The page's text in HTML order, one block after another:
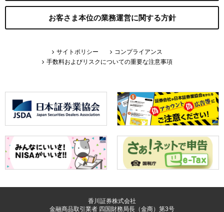
お客さま本位の業務運営に関する方針
サイトポリシー
コンプライアンス
手数料およびリスクについての重要な注意事項
香川証券株式会社
金融商品取引業者 四国財務局長（金商）第3号